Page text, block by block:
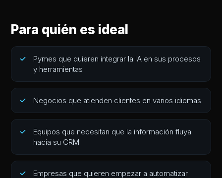
Para quién es ideal
Pymes que quieren integrar la IA en sus procesos
y herramientas
Negocios que atienden clientes en varios idiomas
Equipos que necesitan que la información fluya
hacia su CRM
Empresas que quieren empezar a automatizar